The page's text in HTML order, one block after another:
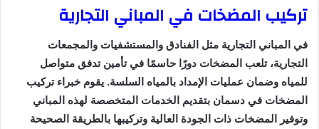
تركيب المضخات في المباني التجارية
في المباني التجارية مثل الفنادق والمستشفيات والمجمعات
التجارية، تلعب المضخات دورًا حاسمًا في تأمين تدفق متواصل
للمياه وضمان عمليات الإمداد بالمياه السلسة. يقوم خبراء تركيب
المضخات في دسمان بتقديم الخدمات المتخصصة لهذه المباني
وتوفير المضخات ذات الجودة العالية وتركيبها بالطريقة الصحيحة